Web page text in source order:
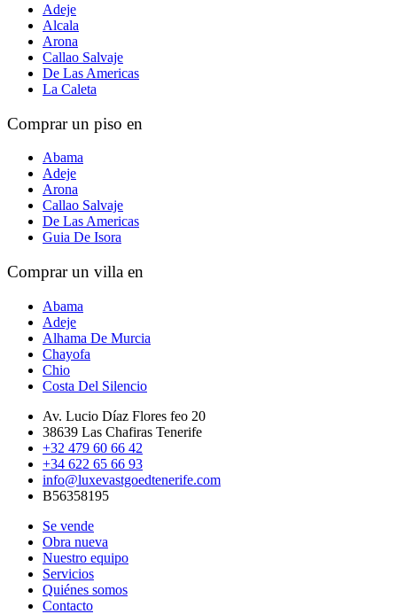
Adeje
Alcala
Arona
Callao Salvaje
De Las Americas
La Caleta
Comprar un piso en
Abama
Adeje
Arona
Callao Salvaje
De Las Americas
Guia De Isora
Comprar un villa en
Abama
Adeje
Alhama De Murcia
Chayofa
Chio
Costa Del Silencio
Av. Lucio Díaz Flores feo 20
38639 Las Chafiras Tenerife
+32 479 60 66 42
+34 622 65 66 93
info@luxevastgoedtenerife.com
B56358195
Se vende
Obra nueva
Nuestro equipo
Servicios
Quiénes somos
Contacto